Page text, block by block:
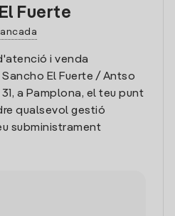
Fuerte
i venda
El Fuerte / Antso
a Pamplona, el teu punt
qualsevol gestió
subministrament